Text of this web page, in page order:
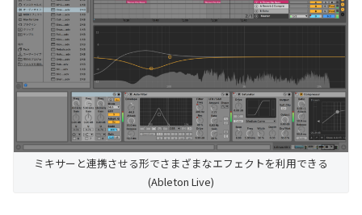
ミキサーと連携させる形でさまざまなエフェクトを利用できる
(Ableton Live)